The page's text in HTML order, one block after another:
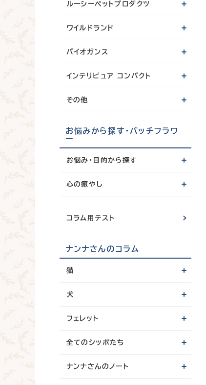
ルーシーペットプロダクツ
ワイルドランド
バイオガンス
インテリピュア コンパクト
その他
お悩みから探す・バッチフラワ
ー
お悩み・目的から探す
心の癒やし
コラム用テスト
ナンナさんのコラム
猫
犬
フェレット
全てのシッポたち
ナンナさんのノート